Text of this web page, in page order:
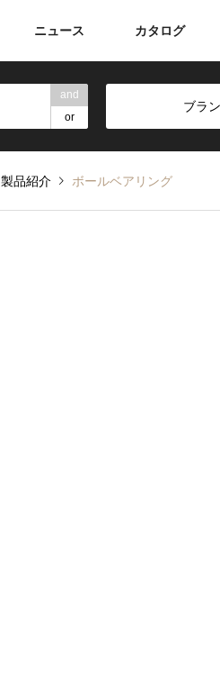
ニュース カタログ
and
or
ブラ
製品紹介 ボールベアリング